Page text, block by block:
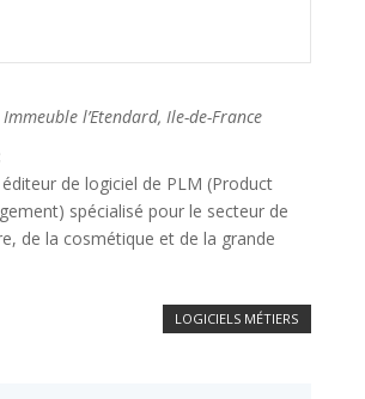
l’Etendard, Ile-de-France
de logiciel de PLM (Product
spécialisé pour le secteur de
de la cosmétique et de la grande
LOGICIELS MÉTIERS